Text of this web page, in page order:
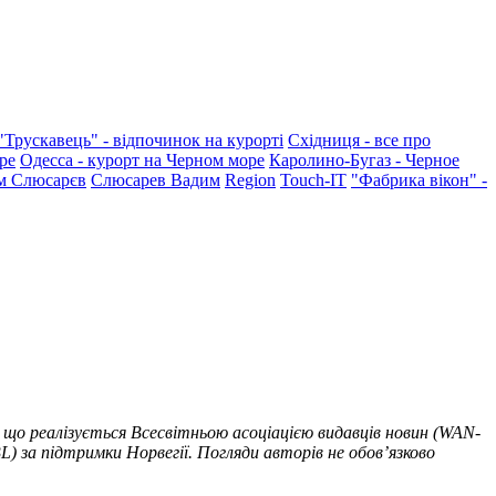
- відпочинок на курорті Східниця - все про
Одесса - курорт на Черном море Каролино-Бугаз - Черное
Слюсарєв Слюсарев Вадим Region Touch-IT "Фабрика вікон" -
Всесвітньою асоціацією видавців новин (WAN-
підтримки Норвегії. Погляди авторів не обов’язково